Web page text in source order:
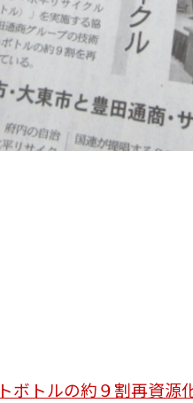
ボトルの約９割再資